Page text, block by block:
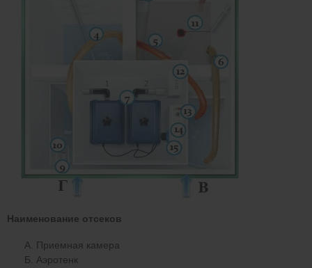
Наименование отсеков
А. Приемная камера
Б. Аэротенк